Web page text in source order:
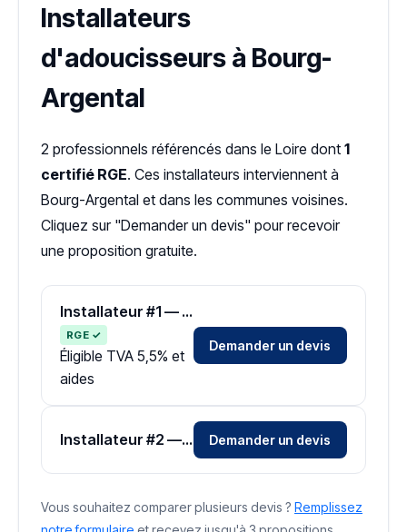
Installateurs
d'adoucisseurs à Bourg-
Argental
2 professionnels référencés dans le Loire dont 1
certifié RGE. Ces installateurs interviennent à
Bourg-Argental et dans les communes voisines.
Cliquez sur "Demander un devis" pour recevoir
une proposition gratuite.
Installateur #1 — Zone Loire
RGE ✓
Éligible TVA 5,5% et
aides
Demander un devis
Installateur #2 — Zone Loire Demander un devis
Vous souhaitez comparer plusieurs devis ? Remplissez